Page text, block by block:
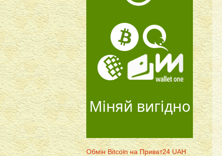
Міняй вигідно
Обмін Bitcoin на Приват24 UAH